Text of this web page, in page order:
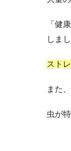
「健
しま
スト
また
虫が